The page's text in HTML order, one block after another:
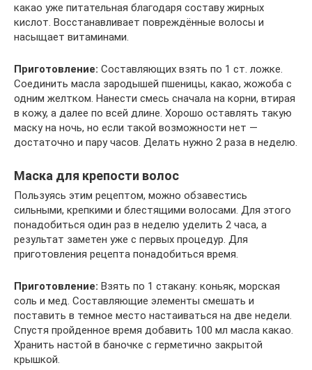
какао уже питательная благодаря составу жирных
кислот. Восстанавливает повреждённые волосы и
насыщает витаминами.
Приготовление: Составляющих взять по 1 ст. ложке.
Соединить масла зародышей пшеницы, какао, жожоба с
одним желтком. Нанести смесь сначала на корни, втирая
в кожу, а далее по всей длине. Хорошо оставлять такую
маску на ночь, но если такой возможности нет —
достаточно и пару часов. Делать нужно 2 раза в неделю.
Маска для крепости волос
Пользуясь этим рецептом, можно обзавестись
сильными, крепкими и блестящими волосами. Для этого
понадобиться один раз в неделю уделить 2 часа, а
результат заметен уже с первых процедур. Для
приготовления рецепта понадобиться время.
Приготовление: Взять по 1 стакану: коньяк, морская
соль и мед. Составляющие элементы смешать и
поставить в темное место настаиваться на две недели.
Спустя пройденное время добавить 100 мл масла какао.
Хранить настой в баночке с герметично закрытой
крышкой.